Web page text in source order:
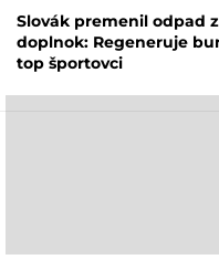
Slovák premenil odpad
doplnok: Regeneruje
top športovci